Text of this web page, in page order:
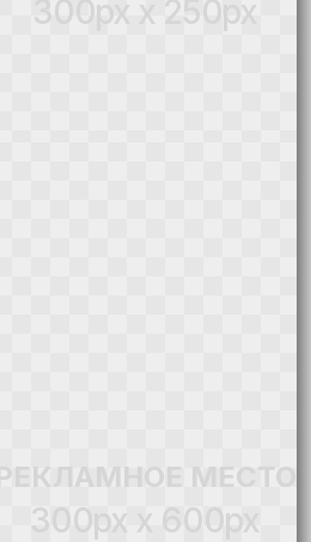
300px x 250px
РЕКЛАМНОЕ МЕСТО
300px x 600px